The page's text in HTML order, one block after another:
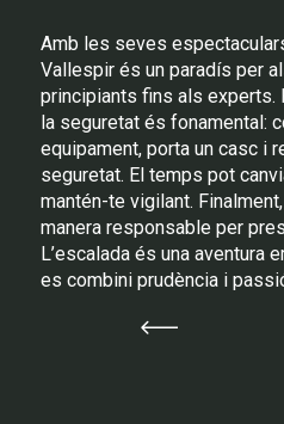
Amb les seves
Vallespir és un paradís per
principiants fins als experts.
la seguretat és fonamental:
equipament, porta un casc i
seguretat. El temps pot
mantén-te vigilant. Finalment,
manera responsable per
L’escalada és una aventura
es combini prudència i